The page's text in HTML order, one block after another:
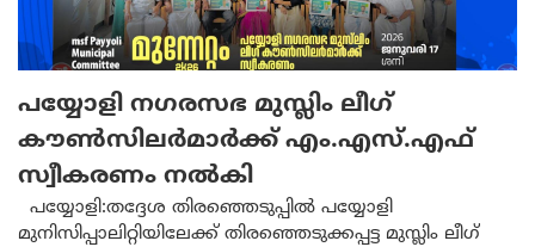
പയ്യോളി നഗരസഭ മുസ്ലിം ലീഗ്
കൗൺസിലർമാർക്ക് എം.എസ്.എഫ്
സ്വീകരണം നൽകി
പയ്യോളി:തദ്ദേശ തിരഞ്ഞെടുപ്പിൽ പയ്യോളി
മുനിസിപ്പാലിറ്റിയിലേക്ക് തിരഞ്ഞെടുക്കപ്പട്ട മുസ്ലിം ലീഗ്